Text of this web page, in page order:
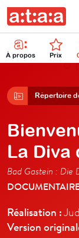
À propos Prix
Répertoire
La Diva
Bad Gastein : Die
Réalisation :
Version